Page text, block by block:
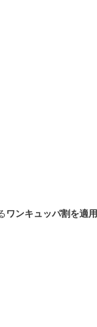
ワンキュッパ割を適用